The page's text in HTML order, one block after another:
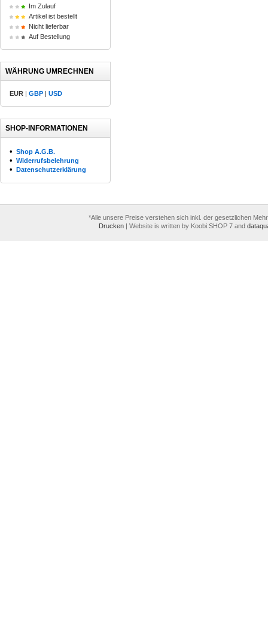
Im Zulauf
Artikel ist bestellt
Nicht lieferbar
Auf Bestellung
WÄHRUNG UMRECHNEN
EUR | GBP | USD
SHOP-INFORMATIONEN
• Shop A.G.B.
• Widerrufsbelehrung
• Datenschutzerklärung
*Alle unsere Preise verstehen sich inkl. der gesetzlichen
Drucken | Website is written by Koobi:SHOP 7 and